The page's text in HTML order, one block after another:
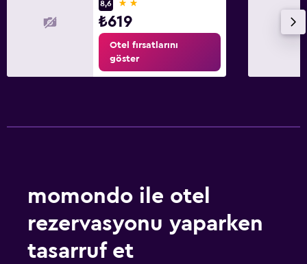
8,6
₺619
Otel fırsatlarını
göster
momondo ile otel
rezervasyonu yaparken
tasarruf et